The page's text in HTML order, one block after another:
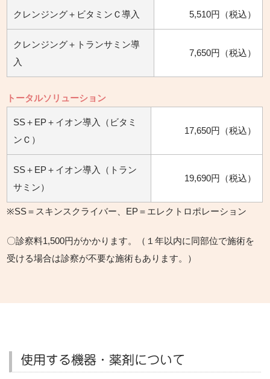
クレンジング＋ビタミンＣ導入 5,510円（税込）
クレンジング＋トランサミン導
入
7,650円（税込）
トータルソリューション
SS＋EP＋イオン導入（ビタミ
ンＣ）
17,650円（税込）
SS＋EP＋イオン導入（トラン
サミン）
19,690円（税込）
※SS＝スキンスクライバー、EP＝エレクトロポレーション
〇診察料1,500円がかかります。（１年以内に同部位で施術を
受ける場合は診察が不要な施術もあります。）
使用する機器・薬剤について